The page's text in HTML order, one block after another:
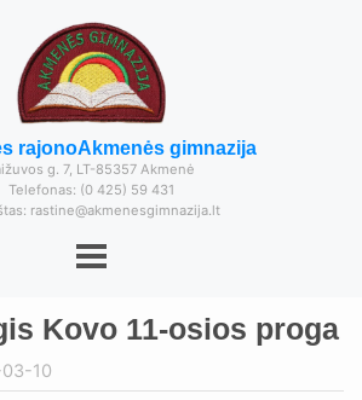
rajonoAkmenės gimnazija
g. 7, LT-85357 Akmenė
Telefonas: (0 425) 59 431
rastine@akmenesgimnazija.lt
Kovo 11-osios proga
10